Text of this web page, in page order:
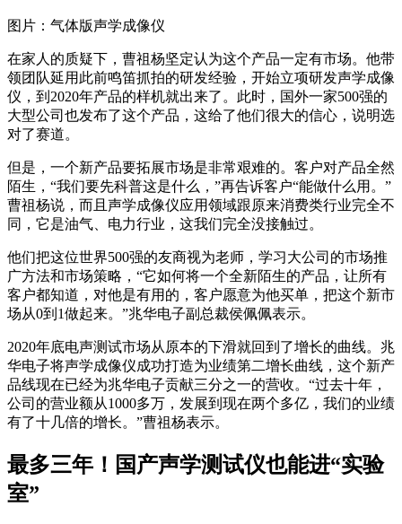
图片：气体版声学成像仪
在家人的质疑下，曹祖杨坚定认为这个产品一定有市场。他带
领团队延用此前鸣笛抓拍的研发经验，开始立项研发声学成像
仪，到2020年产品的样机就出来了。此时，国外一家500强的
大型公司也发布了这个产品，这给了他们很大的信心，说明选
对了赛道。
但是，一个新产品要拓展市场是非常艰难的。客户对产品全然
陌生，“我们要先科普这是什么，”再告诉客户“能做什么用。”
曹祖杨说，而且声学成像仪应用领域跟原来消费类行业完全不
同，它是油气、电力行业，这我们完全没接触过。
他们把这位世界500强的友商视为老师，学习大公司的市场推
广方法和市场策略，“它如何将一个全新陌生的产品，让所有
客户都知道，对他是有用的，客户愿意为他买单，把这个新市
场从0到1做起来。”兆华电子副总裁侯佩佩表示。
2020年底电声测试市场从原本的下滑就回到了增长的曲线。兆
华电子将声学成像仪成功打造为业绩第二增长曲线，这个新产
品线现在已经为兆华电子贡献三分之一的营收。“过去十年，
公司的营业额从1000多万，发展到现在两个多亿，我们的业绩
有了十几倍的增长。”曹祖杨表示。
最多三年！国产声学测试仪也能进“实验
室”